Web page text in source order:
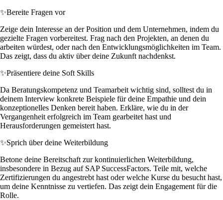
✨Bereite Fragen vor
Zeige dein Interesse an der Position und dem Unternehmen, indem du
gezielte Fragen vorbereitest. Frag nach den Projekten, an denen du
arbeiten würdest, oder nach den Entwicklungsmöglichkeiten im Team.
Das zeigt, dass du aktiv über deine Zukunft nachdenkst.
✨Präsentiere deine Soft Skills
Da Beratungskompetenz und Teamarbeit wichtig sind, solltest du in
deinem Interview konkrete Beispiele für deine Empathie und dein
konzeptionelles Denken bereit haben. Erkläre, wie du in der
Vergangenheit erfolgreich im Team gearbeitet hast und
Herausforderungen gemeistert hast.
✨Sprich über deine Weiterbildung
Betone deine Bereitschaft zur kontinuierlichen Weiterbildung,
insbesondere in Bezug auf SAP SuccessFactors. Teile mit, welche
Zertifizierungen du angestrebt hast oder welche Kurse du besucht hast,
um deine Kenntnisse zu vertiefen. Das zeigt dein Engagement für die
Rolle.